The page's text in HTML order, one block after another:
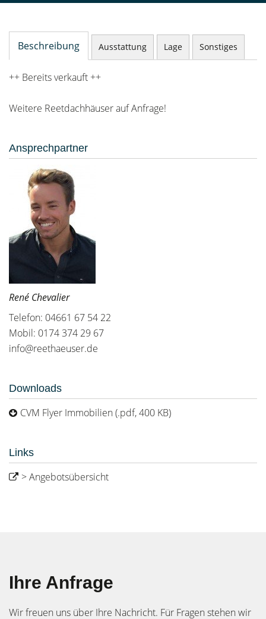
Beschreibung Ausstattung Lage Sonstiges
++ Bereits verkauft ++
Weitere Reetdachhäuser auf Anfrage!
Ansprechpartner
René Chevalier
Telefon: 04661 67 54 22
Mobil: 0174 374 29 67
info@reethaeuser.de
Downloads
CVM Flyer Immobilien (.pdf, 400 KB)
Links
> Angebotsübersicht
Ihre Anfrage
Wir freuen uns über Ihre Nachricht. Für Fragen stehen wir